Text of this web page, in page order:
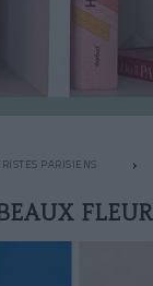
PARISIENS